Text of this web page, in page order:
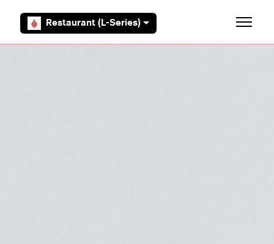
Restaurant (L-Series) Ouvrir/